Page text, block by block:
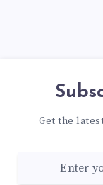
Get the